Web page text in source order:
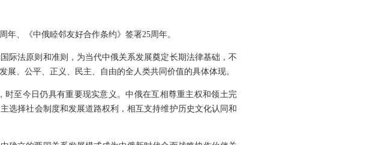
、《中俄睦邻友好合作条约》签署25周年。
际法原则和准则，为当代中俄关系发展奠定长期法律基础，不
、公平、正义、民主、自由的全人类共同价值的具体体现。
时至今日仍具有重要现实意义。中俄在互相尊重主权和领土完
选择社会制度和发展道路权利，相互支持维护历史文化认同和